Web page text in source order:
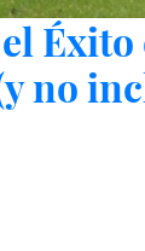
Éxito
no